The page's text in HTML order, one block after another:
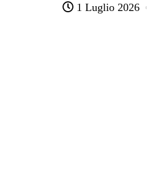
bo tte ts
1 Luglio 2026